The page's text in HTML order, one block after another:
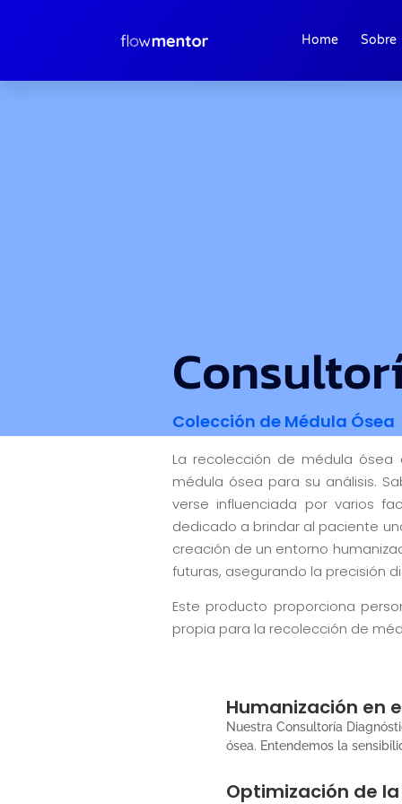
Home Sobre
Colección de Médula Ósea
La recolección de médula
médula ósea para su análisis.
verse influenciada por varios
dedicado a brindar al paciente
creación de un entorno
futuras, asegurando la precisión
Este producto proporciona
propia para la recolección de
Humanización en
Nuestra Consultoría
ósea. Entendemos la
Optimización de